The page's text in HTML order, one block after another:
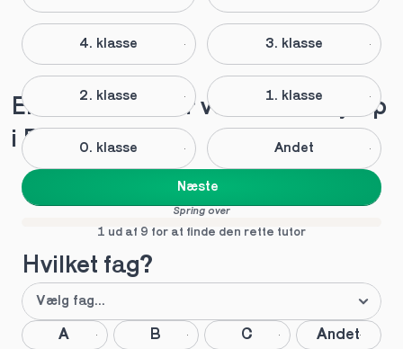
4. klasse 3. klasse
2. klasse 1. klasse
0. klasse Andet
Næste
Spring over
1 ud af 9 for at finde den rette tutor
Hvilket fag?
A B C Andet
Elever anbefaler vores lektiehjælp
i Branderup